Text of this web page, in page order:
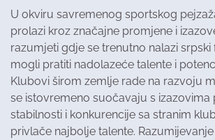
U okviru savremenog sportskog
prolazi kroz značajne promjene i
razumjeti gdje se trenutno nalazi
mogli pratiti nadolazeće talente i
Klubovi širom zemlje rade na razvoju
se istovremeno suočavaju s izazovima
stabilnosti i konkurencije sa stranim
privlače najbolje talente.